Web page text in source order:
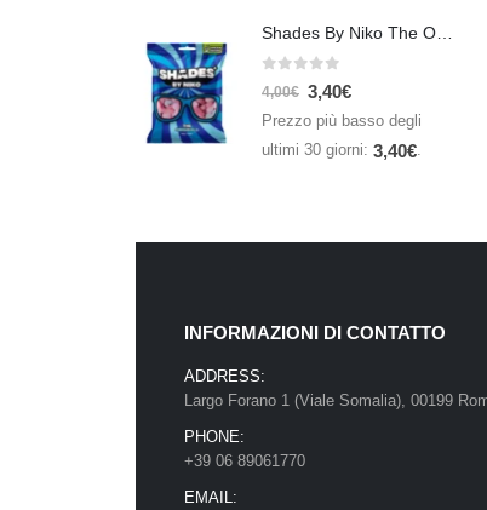
4,00€ 3,40€
Prezzo più basso degli
ultimi 30 giorni: 3,40€
INFORMAZIONI DI CONTATTO
ADDRESS:
Largo Forano 1 (Viale Somalia), 00199
PHONE:
+39 06 89061770
EMAIL: